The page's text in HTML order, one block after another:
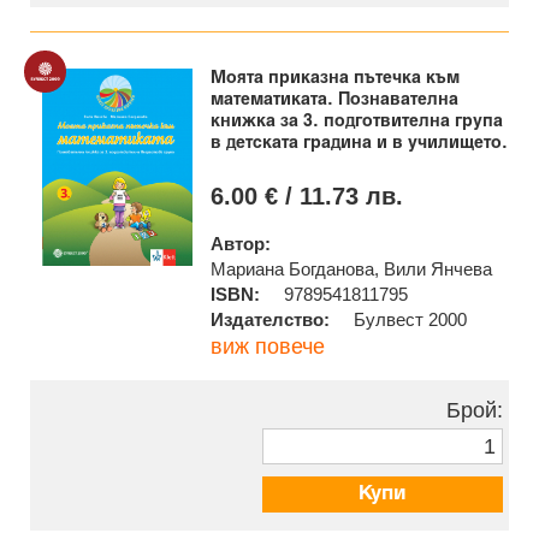
Моята приказна пътечка към
математиката. Познавателна
книжка за 3. подготвителна група
в детската градина и в училището.
6.00 € / 11.73 лв.
Автор:
Мариана Богданова, Вили Янчева
ISBN:
9789541811795
Издателство:
Булвест 2000
виж повече
Брой:
Купи